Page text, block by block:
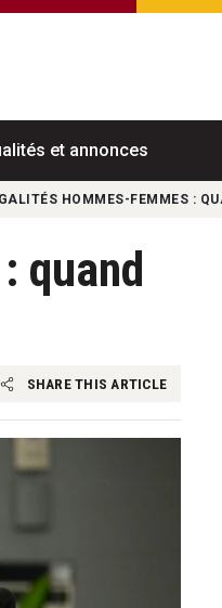
et annonces
HOMMES-FEMMES :
quand
SHARE THIS ARTICLE